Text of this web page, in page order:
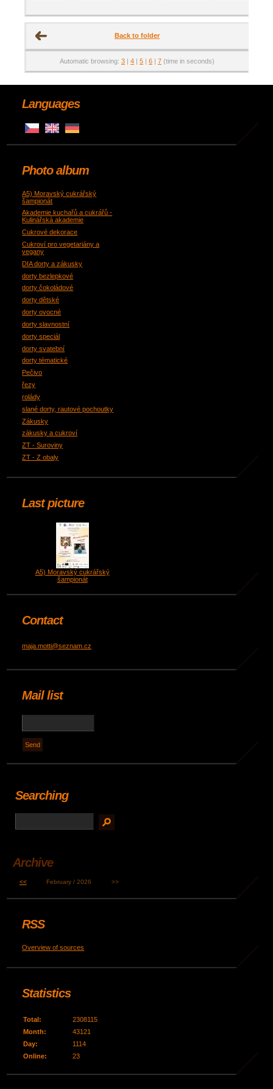
Back to folder
Automatic browsing: 3 | 4 | 5 | 6 | 7 (time in seconds)
Languages
Photo album
A5) Moravský cukrářský
šampionát
Akademie kuchařů a cukrářů -
Kulinářská akademie
Cukrové dekorace
Cukroví pro vegetariány a
vegany
DIA dorty a zákusky
dorty bezlepkové
dorty čokoládové
dorty dětské
dorty ovocné
dorty slavnostní
dorty speciál
dorty svatební
dorty tématické
Pečivo
řezy
rolády
slané dorty, rautové pochoutky
Zákusky
zákusky a cukroví
ZT - Suroviny
ZT - Z obaly
Last picture
A5) Moravský cukrářský
šampionát
Contact
maja.motti@seznam.cz
Mail list
Searching
Archive
<< February / 2026 >>
RSS
Overview of sources
Statistics
Online: 23
Total:
2308115
Month:
43121
Day:
1114